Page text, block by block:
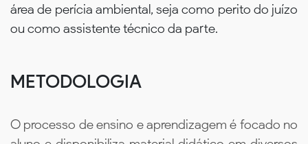
área de perícia ambiental, seja como perito do juízo
ou como assistente técnico da parte.
METODOLOGIA
O processo de ensino e aprendizagem é focado no